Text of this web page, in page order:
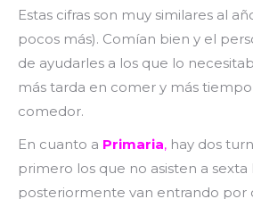
Estas cifras son muy similares al
pocos más). Comían bien y el
de ayudarles a los que lo
más tarda en comer y más
comedor.
En cuanto a Primaria, hay dos
primero los que no asisten a sexta
posteriormente van entrando por